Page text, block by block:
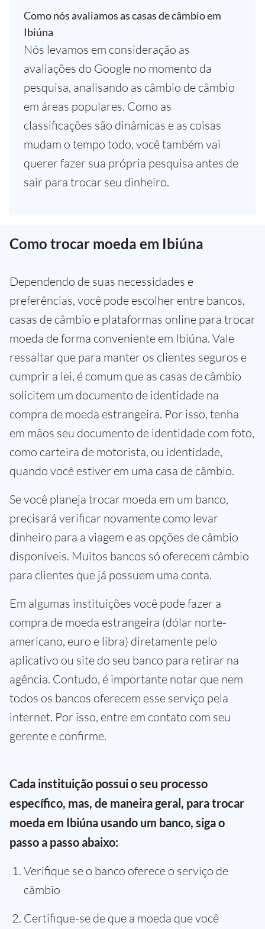
Como nós avaliamos as casas de câmbio em
Ibiúna
Nós levamos em consideração as
avaliações do Google no momento da
pesquisa, analisando as câmbio de câmbio
em áreas populares. Como as
classificações são dinâmicas e as coisas
mudam o tempo todo, você também vai
querer fazer sua própria pesquisa antes de
sair para trocar seu dinheiro.
Como trocar moeda em Ibiúna
Dependendo de suas necessidades e
preferências, você pode escolher entre bancos,
casas de câmbio e plataformas online para trocar
moeda de forma conveniente em Ibiúna. Vale
ressaltar que para manter os clientes seguros e
cumprir a lei, é comum que as casas de câmbio
solicitem um documento de identidade na
compra de moeda estrangeira. Por isso, tenha
em mãos seu documento de identidade com foto,
como carteira de motorista, ou identidade,
quando você estiver em uma casa de câmbio.
Se você planeja trocar moeda em um banco,
precisará verificar novamente como levar
dinheiro para a viagem e as opções de câmbio
disponíveis. Muitos bancos só oferecem câmbio
para clientes que já possuem uma conta.
Em algumas instituições você pode fazer a
compra de moeda estrangeira (dólar norte-
americano, euro e libra) diretamente pelo
aplicativo ou site do seu banco para retirar na
agência. Contudo, é importante notar que nem
todos os bancos oferecem esse serviço pela
internet. Por isso, entre em contato com seu
gerente e confirme.
Cada instituição possui o seu processo
específico, mas, de maneira geral, para trocar
moeda em Ibiúna usando um banco, siga o
passo a passo abaixo:
Verifique se o banco oferece o serviço de
câmbio
Certifique-se de que a moeda que você